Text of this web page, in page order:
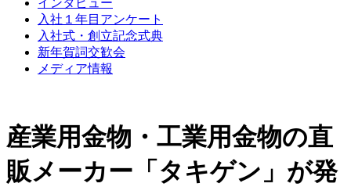
インタビュー
入社１年目アンケート
入社式・創立記念式典
新年賀詞交歓会
メディア情報
産業用金物・工業用金物の直
販メーカー「タキゲン」が発